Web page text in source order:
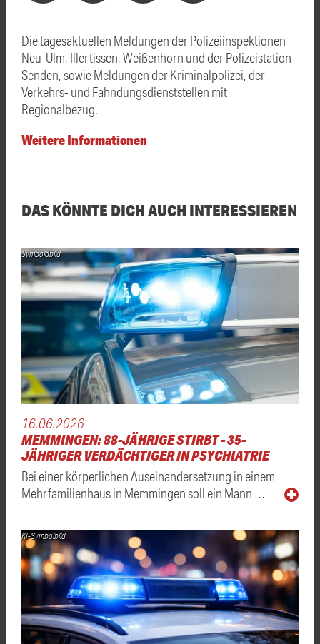
Die tagesaktuellen Meldungen der Polizeiinspektionen
Neu-Ulm, Illertissen, Weißenhorn und der Polizeistation
Senden, sowie Meldungen der Kriminalpolizei, der
Verkehrs- und Fahndungsdienststellen mit
Regionalbezug.
Weitere Informationen
DAS KÖNNTE DICH AUCH INTERESSIEREN
Symboldbild
16.06.2026
MEMMINGEN: 88-JÄHRIGE STIRBT - 35-
JÄHRIGER VERDÄCHTIGER IN PSYCHIATRIE
Bei einer körperlichen Auseinandersetzung in einem
Mehrfamilienhaus in Memmingen soll ein Mann …
KI-Symbolbild